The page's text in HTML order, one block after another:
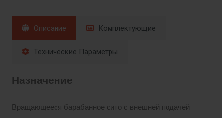
Описание Комплектующие
Технические Параметры
Назначение
Вращающееся барабанное сито с внешней подачей